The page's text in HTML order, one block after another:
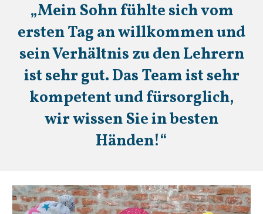
„Mein Sohn fühlte sich vom
ersten Tag an willkommen und
sein Verhältnis zu den Lehrern
ist sehr gut. Das Team ist sehr
kompetent und fürsorglich,
wir wissen Sie in besten
Händen!“